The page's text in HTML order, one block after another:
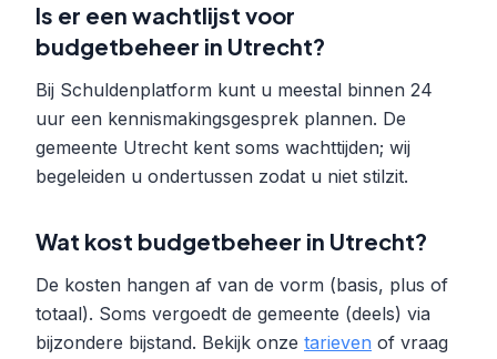
Is er een wachtlijst voor
budgetbeheer in Utrecht?
Bij Schuldenplatform kunt u meestal binnen 24
uur een kennismakingsgesprek plannen. De
gemeente Utrecht kent soms wachttijden; wij
begeleiden u ondertussen zodat u niet stilzit.
Wat kost budgetbeheer in Utrecht?
De kosten hangen af van de vorm (basis, plus of
totaal). Soms vergoedt de gemeente (deels) via
bijzondere bijstand. Bekijk onze tarieven of vraag